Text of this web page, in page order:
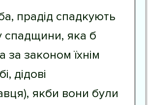
прадід спадкують
спадщини, яка б
за законом їхнім
дідові
якби вони були